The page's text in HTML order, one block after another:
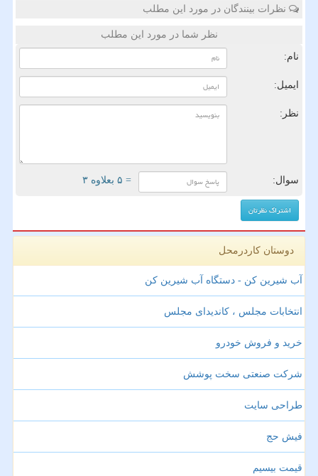
نظرات بینندگان در مورد این مطلب
نظر شما در مورد این مطلب
نام:
ایمیل:
نظر:
سوال: = ۵ بعلاوه ۳
دوستان کاردرمحل
آب شیرین کن - دستگاه آب شیرین کن
انتخابات مجلس ، کاندیدای مجلس
خرید و فروش خودرو
شرکت صنعتی سخت پوشش
طراحی سایت
فیش حج
قیمت بیسیم